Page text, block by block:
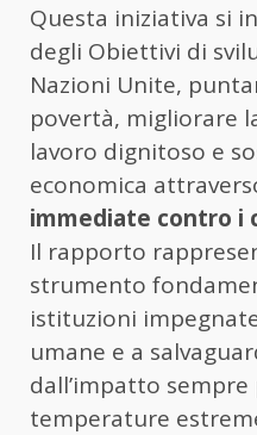
Questa iniziativa si
degli Obiettivi di
Nazioni Unite,
povertà, migliorare
lavoro dignitoso e
economica
immediate contro i
Il rapporto
strumento
istituzioni
umane e a
dall’impatto
temperature